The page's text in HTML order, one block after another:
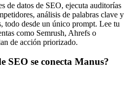
de datos de SEO, ejecuta auditorías
análisis de palabras clave y
todo desde un único prompt. Lee tu
como Semrush, Ahrefs o
de acción priorizado.
SEO se conecta Manus?